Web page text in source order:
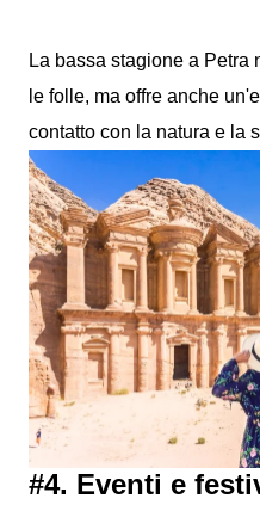
La bassa stagione a Petra
le folle, ma offre anche
contatto con la natura e la
#4. Eventi e